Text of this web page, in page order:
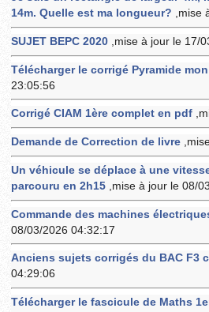
14m. Quelle est ma longueur? ,mise
SUJET BEPC 2020 ,mise à jour le 17/
Télécharger le corrigé Pyramide
23:05:56
Corrigé CIAM 1ère complet en pdf
Demande de Correction de livre
Un véhicule se déplace à une
parcouru en 2h15 ,mise à jour le 08/
Commande des machines
08/03/2026 04:32:17
Anciens sujets corrigés du BAC F3
04:29:06
Télécharger le fascicule de Maths